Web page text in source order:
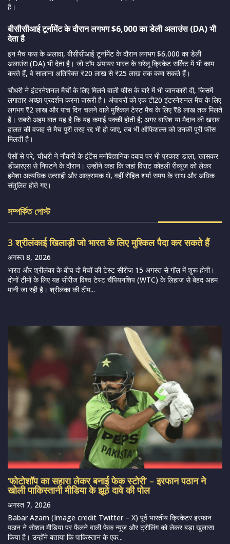
है।
बीसीसीआई टूर्नामेंट के दौरान लगभग $6,000 का डेली अलाउंस (DA) भी
देता है
इन मैच फस के अलावा, बीसीसीआई टूर्नामेंट के दौरान लगभग $6,000 का डेली
अलाउंस (DA) भी देता है। जो टॉप अंपायर भारत के घरेलू क्रिकेट सर्किट में भी काम
करते हैं, वे सालाना अतिरिक्त ₹20 लाख से ₹25 लाख तक कमा सकते हैं।
चौधरी ने इंटरनेशनल मैचों के लिए मिलने वाली फीस के बारे में भी जानकारी दी, जिसमें
लगातार अच्छा प्रदर्शन करना जरूरी है। अंपायरों को एक टी20 इंटरनेशनल मैच के लिए
लगभग ₹2 लाख और पांच दिन चलने वाले मुश्किल टेस्ट मैच के लिए ₹8 लाख तक मिलते
हैं। सबसे अहम बात यह है कि यह कमाई पक्की होती है; अगर बारिश या मैदान की खराब
हालत की वजह से मैच पूरी तरह रद्द भी हो जाए, तब भी ऑफिशल्स को उनकी पूरी फीस
मिलती है।
पैसों से परे, चौधरी ने नौकरी के इंटेंस मनोवैज्ञानिक दबाव पर भी प्रकाश डाला, खासकर
डीआरएस से निपटने के दौरान। उन्होंने कहा कि जहां विराट कोहली रीव्यूज को लेकर
हमेशा अत्यधिक उत्साही और आक्रामक थे, वहीं रोहित शर्मा समय के साथ और अधिक
संतुलित होते गए।
সম্পর্কিত পোস্ট
3 श्रीलंकाई खिलाड़ी जो भारत के लिए मुश्किल पैदा कर सकते हैं
अगस्त 8, 2026
भारत और श्रीलंका के बीच दो मैचों की टेस्ट सीरीज 15 अगस्त से गॉल में शुरू होगी।
दोनों टीमों के लिए यह सीरीज विश्व टेस्ट चैंपियनशिप (WTC) के लिहाज से बेहद अहम
मानी जा रही है। श्रीलंका की टीम...
‘फोटोशॉप का सहारा लेकर बनाई फेक स्टोरी’ – इरफान पठान ने
खोली पाकिस्तानी मीडिया के झूठे दावे की पोल
अगस्त 7, 2026
Babar Azam (Image credit Twitter – X) पूर्व भारतीय क्रिकेटर इरफान
पठान ने सोशल मीडिया पर फैलने वाली फेक न्यूज और ट्रोलिंग को लेकर बड़ा खुलासा
किया है। उन्होंने बताया कि पाकिस्तान के एक...